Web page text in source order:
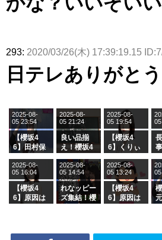
293: 2020/03/26(木) 17:39:19.15
日テレありがと
【櫻坂4
6】田村保
ージを脱い
でいた理由
2025-08-
05 23:54
良い品揃
え！櫻坂4
グル『Mak
e or Brea
k』オフィ
シャルグッ
ズ絶賛販売
2025-08-
05 21:24
【櫻坂4
6】くりぃ
の2人を手
玉に取る大
沼晶保【く
りぃむナン
タラ】
2025-08-
05 19:54
【櫻坂4
6】原因は
ざわつかせ
2025-08-
05 16:04
れなッピー
ズ集結！櫻
「ラヴィッ
2025-08-
05 14:54
【櫻坂4
6】原因は
ざわつかせ
2025-08-
05 13:24